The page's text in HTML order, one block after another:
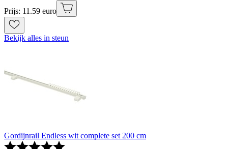
Prijs: 11.59 euro
Bekijk alles in steun
Gordijnrail Endless wit complete set 200 cm